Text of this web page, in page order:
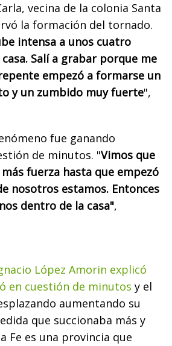
vecina de la colonia Santa
la formación del tornado.
intensa a unos cuatro
Salí a grabar porque me
empezó a formarse un
y un zumbido muy fuerte",
fue ganando
de minutos. "Vimos que
fuerza hasta que empezó
nosotros estamos. Entonces
dentro de la casa",
López Amorin explicó
en cuestión de minutos y el
aumentando su
que succionaba más y
Fe es una provincia que